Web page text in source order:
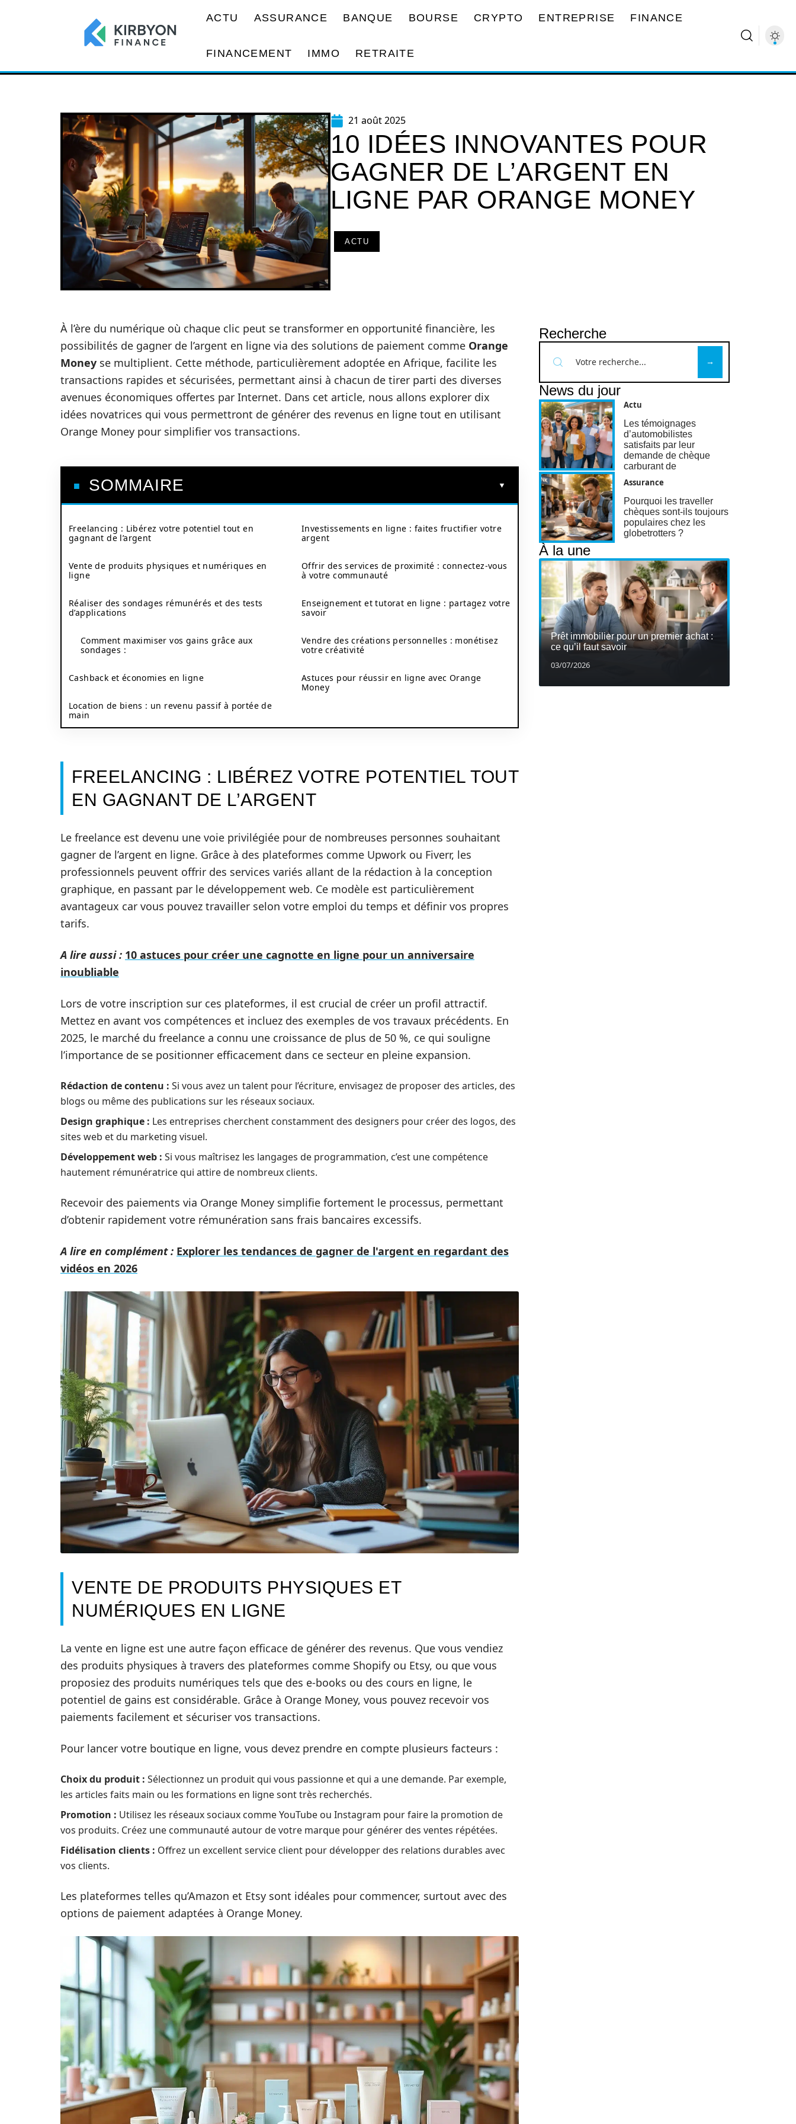
ACTU ASSURANCE BANQUE BOURSE CRYPTO ENTREPRISE FINANCE
FINANCEMENT IMMO RETRAITE
21 août 2025
10 IDÉES INNOVANTES POUR
GAGNER DE L’ARGENT EN
LIGNE PAR ORANGE MONEY
ACTU
À l’ère du numérique où chaque clic peut se transformer en opportunité financière, les
possibilités de gagner de l’argent en ligne via des solutions de paiement comme Orange
Money se multiplient. Cette méthode, particulièrement adoptée en Afrique, facilite les
transactions rapides et sécurisées, permettant ainsi à chacun de tirer parti des diverses
avenues économiques offertes par Internet. Dans cet article, nous allons explorer dix
idées novatrices qui vous permettront de générer des revenus en ligne tout en utilisant
Orange Money pour simplifier vos transactions.
SOMMAIRE
Freelancing : Libérez votre potentiel tout en
gagnant de l’argent
Vente de produits physiques et numériques en
ligne
Réaliser des sondages rémunérés et des tests
d’applications
Comment maximiser vos gains grâce aux
sondages :
Cashback et économies en ligne
Location de biens : un revenu passif à portée de
main
Investissements en ligne : faites fructifier votre
argent
Offrir des services de proximité : connectez-vous
à votre communauté
Enseignement et tutorat en ligne : partagez votre
savoir
Vendre des créations personnelles : monétisez
votre créativité
Astuces pour réussir en ligne avec Orange
Money
FREELANCING : LIBÉREZ VOTRE POTENTIEL TOUT
EN GAGNANT DE L’ARGENT
Le freelance est devenu une voie privilégiée pour de nombreuses personnes souhaitant
gagner de l’argent en ligne. Grâce à des plateformes comme Upwork ou Fiverr, les
professionnels peuvent offrir des services variés allant de la rédaction à la conception
graphique, en passant par le développement web. Ce modèle est particulièrement
avantageux car vous pouvez travailler selon votre emploi du temps et définir vos propres
tarifs.
A lire aussi : 10 astuces pour créer une cagnotte en ligne pour un anniversaire
inoubliable
Lors de votre inscription sur ces plateformes, il est crucial de créer un profil attractif.
Mettez en avant vos compétences et incluez des exemples de vos travaux précédents. En
2025, le marché du freelance a connu une croissance de plus de 50 %, ce qui souligne
l’importance de se positionner efficacement dans ce secteur en pleine expansion.
Rédaction de contenu : Si vous avez un talent pour l’écriture, envisagez de proposer des articles, des
blogs ou même des publications sur les réseaux sociaux.
Design graphique : Les entreprises cherchent constamment des designers pour créer des logos, des
sites web et du marketing visuel.
Développement web : Si vous maîtrisez les langages de programmation, c’est une compétence
hautement rémunératrice qui attire de nombreux clients.
Recevoir des paiements via Orange Money simplifie fortement le processus, permettant
d’obtenir rapidement votre rémunération sans frais bancaires excessifs.
A lire en complément : Explorer les tendances de gagner de l'argent en regardant des
vidéos en 2026
VENTE DE PRODUITS PHYSIQUES ET
NUMÉRIQUES EN LIGNE
La vente en ligne est une autre façon efficace de générer des revenus. Que vous vendiez
des produits physiques à travers des plateformes comme Shopify ou Etsy, ou que vous
proposiez des produits numériques tels que des e-books ou des cours en ligne, le
potentiel de gains est considérable. Grâce à Orange Money, vous pouvez recevoir vos
paiements facilement et sécuriser vos transactions.
Pour lancer votre boutique en ligne, vous devez prendre en compte plusieurs facteurs :
Choix du produit : Sélectionnez un produit qui vous passionne et qui a une demande. Par exemple,
les articles faits main ou les formations en ligne sont très recherchés.
Promotion : Utilisez les réseaux sociaux comme YouTube ou Instagram pour faire la promotion de
vos produits. Créez une communauté autour de votre marque pour générer des ventes répétées.
Fidélisation clients : Offrez un excellent service client pour développer des relations durables avec
vos clients.
Les plateformes telles qu’Amazon et Etsy sont idéales pour commencer, surtout avec des
options de paiement adaptées à Orange Money.
Recherche
News du jour
Actu
Les témoignages
d’automobilistes
satisfaits par leur
demande de chèque
carburant de
Assurance
Pourquoi les traveller
chèques sont-ils toujours
populaires chez les
globetrotters ?
À la une
Prêt immobilier pour un premier achat :
ce qu’il faut savoir
03/07/2026